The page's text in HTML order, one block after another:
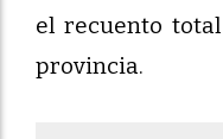
el recuento
provincia.